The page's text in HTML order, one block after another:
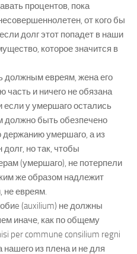
процентов, пока
от кого бы
долг этот попадет в наши
которое значится в
должным евреям, жена его
и ничего не обязана
если у умершаго остались
должно быть обезпечено
держанию умершаго, а из
но так, чтобы
(умершаго), не потерпели
же образом надлежит
не евреям.
(auxilium) не должны
иначе, как по общему
per commune consilium regni
нашего из плена и не для